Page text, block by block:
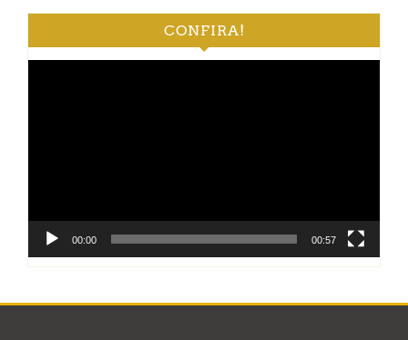
CONFIRA!
00:00 00:57